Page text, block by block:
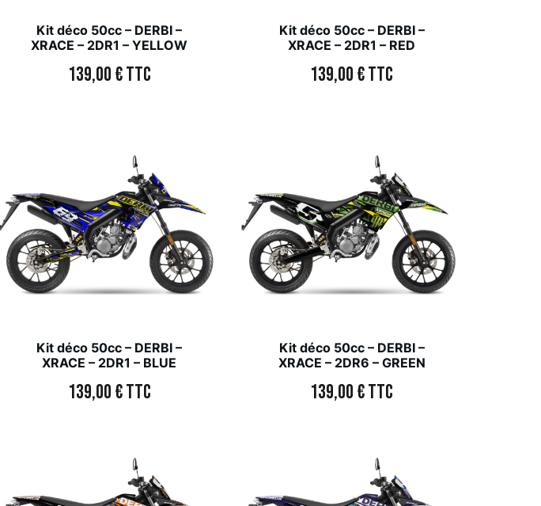
Kit déco 50cc – DERBI –
XRACE – 2DR1 – YELLOW
139,00€TTC
Kit déco 50cc – DERBI –
XRACE – 2DR1 – RED
139,00€TTC
Kit déco 50cc – DERBI –
XRACE – 2DR1 – BLUE
139,00€TTC
Kit déco 50cc – DERBI –
XRACE – 2DR6 – GREEN
139,00€TTC